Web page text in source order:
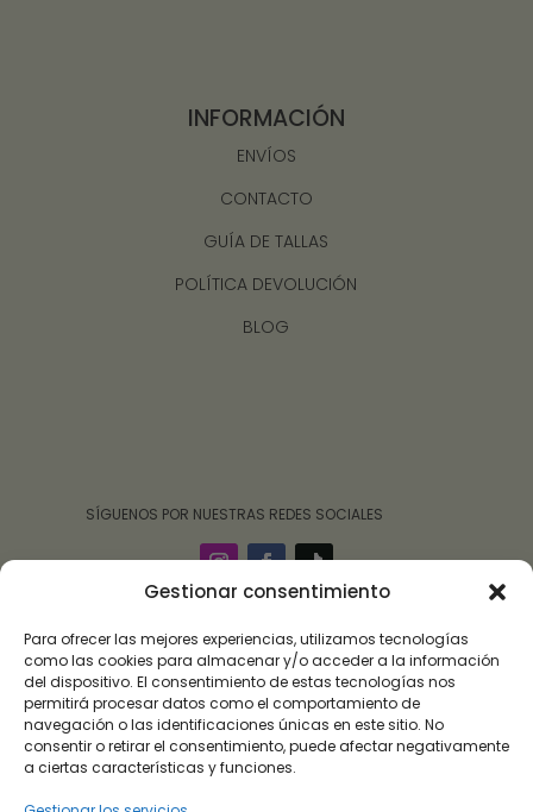
Gestionar consentimiento
Para ofrecer las mejores experiencias, utilizamos tecnologías
como las cookies para almacenar y/o acceder a la información
del dispositivo. El consentimiento de estas tecnologías nos
permitirá procesar datos como el comportamiento de
navegación o las identificaciones únicas en este sitio. No
consentir o retirar el consentimiento, puede afectar negativamente
a ciertas características y funciones.
INFORMACIÓN
ENVÍOS
CONTACTO
GUÍA DE TALLAS
POLÍTICA DEVOLUCIÓN
BLOG
‎ ‎ ‎ ‎ ‎ ‎‎ ‎ SÍGUENOS POR NUESTRAS REDES SOCIALES